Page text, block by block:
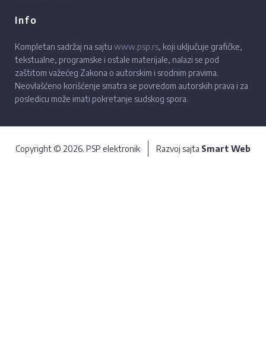
Info
Kompletan sadržaj na sajtu www.psp.rs, koji uključuje grafičke,
tekstualne, programske i ostale materijale, nalazi se pod
zaštitom važećeg Zakona o autorskim i srodnim pravima.
Neovlašćeno korišćenje smatra se povredom autorskih prava i za
posledicu može imati pokretanje sudskog spora.
Copyright © 2026. PSP elektronik Razvoj sajta Smart Web